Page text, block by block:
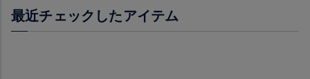
最近チェックしたアイテム